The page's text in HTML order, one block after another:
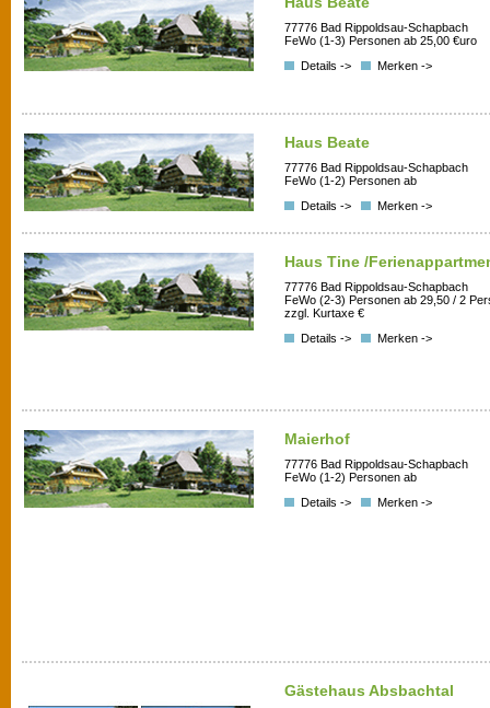
77776 Bad Rippoldsau-Schapbach
FeWo (1-3) Personen ab 25,00 €uro
Details ->
Merken ->
Haus Beate
77776 Bad Rippoldsau-Schapbach
FeWo (1-2) Personen ab
Details ->
Merken ->
Haus Tine /
77776 Bad Rippoldsau-Schapbach
FeWo (2-3) Personen ab 29,50 / 2
zzgl. Kurtaxe €
Details ->
Merken ->
Maierhof
77776 Bad Rippoldsau-Schapbach
FeWo (1-2) Personen ab
Details ->
Merken ->
Gästehaus Absbachtal